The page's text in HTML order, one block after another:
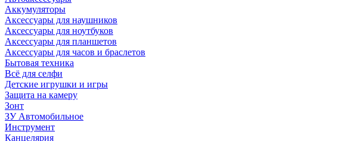
Аккумуляторы
Аксессуары для наушников
Аксессуары для ноутбуков
Аксессуары для планшетов
Аксессуары для часов и браслетов
Бытовая техника
Всё для селфи
Детские игрушки и игры
Защита на камеру
Зонт
ЗУ Автомобильное
Инструмент
Канцелярия